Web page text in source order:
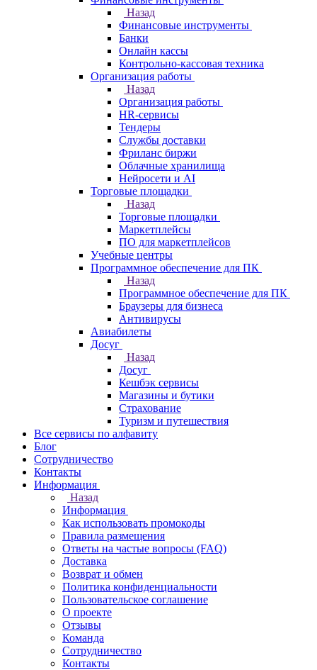
Назад
Финансовые инструменты
Банки
Онлайн кассы
Контрольно-кассовая техника
Организация работы
Назад
Организация работы
HR-сервисы
Тендеры
Службы доставки
Фриланс биржи
Облачные хранилища
Нейросети и AI
Торговые площадки
Назад
Торговые площадки
Маркетплейсы
ПО для маркетплейсов
Учебные центры
Программное обеспечение для ПК
Назад
Программное обеспечение для ПК
Браузеры для бизнеса
Антивирусы
Авиабилеты
Досуг
Назад
Досуг
Кешбэк сервисы
Магазины и бутики
Страхование
Туризм и путешествия
Все сервисы по алфавиту
Блог
Сотрудничество
Контакты
Информация
Назад
Информация
Как использовать промокоды
Правила размещения
Ответы на частые вопросы (FAQ)
Доставка
Возврат и обмен
Политика конфиденциальности
Пользовательское соглашение
О проекте
Отзывы
Команда
Сотрудничество
Контакты